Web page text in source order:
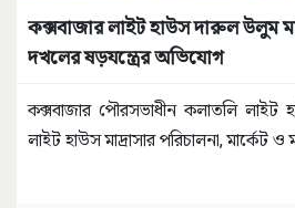
কক্সবাজার লাইট হাউস দারুল উলুম
দখলের ষড়যন্ত্রের অভিযোগ
কক্সবাজার পৌরসভাধীন কলাতলি লাইট
লাইট হাউস মাদ্রাসার পরিচালনা, মার্কেট